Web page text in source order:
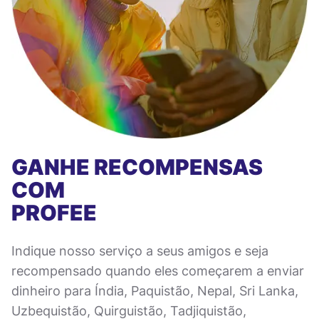
GANHE RECOMPENSAS
COM
PROFEE
Indique nosso serviço a seus amigos e seja
recompensado quando eles começarem a enviar
dinheiro para Índia, Paquistão, Nepal, Sri Lanka,
Uzbequistão, Quirguistão, Tadjiquistão,